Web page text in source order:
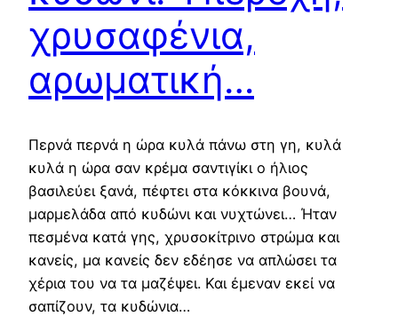
χρυσαφένια,
αρωματική…
Περνά περνά η ώρα κυλά πάνω στη γη, κυλά
κυλά η ώρα σαν κρέμα σαντιγίκι ο ήλιος
βασιλεύει ξανά, πέφτει στα κόκκινα βουνά,
μαρμελάδα από κυδώνι και νυχτώνει… Ήταν
πεσμένα κατά γης, χρυσοκίτρινο στρώμα και
κανείς, μα κανείς δεν εδέησε να απλώσει τα
χέρια του να τα μαζέψει. Και έμεναν εκεί να
σαπίζουν, τα κυδώνια…